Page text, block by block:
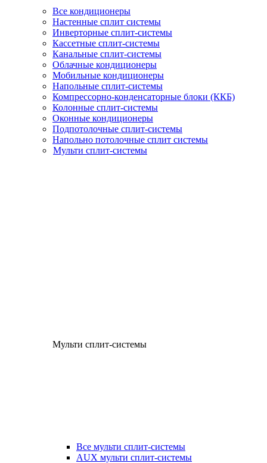
Все кондиционеры
Настенные сплит системы
Инверторные сплит-системы
Кассетные сплит-системы
Канальные сплит-системы
Облачные кондиционеры
Мобильные кондиционеры
Напольные сплит-системы
Компрессорно-конденсаторные блоки (ККБ)
Колонные сплит-системы
Оконные кондиционеры
Подпотолочные сплит-системы
Напольно потолочные сплит системы
Мульти сплит-системы
Мульти сплит-системы
Все мульти сплит-системы
AUX мульти сплит-системы